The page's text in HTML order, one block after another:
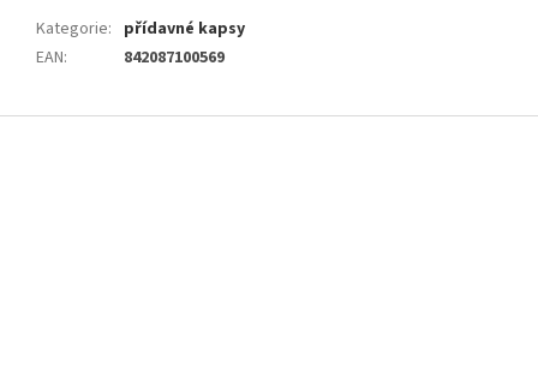
Kategorie: přídavné kapsy
EAN: 842087100569